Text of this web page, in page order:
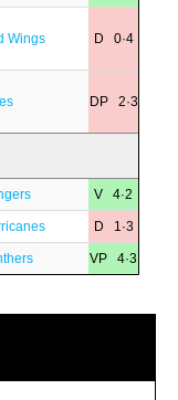
Wings D 0·4
DP 2·3
V 4·2
D 1·3
VP 4·3